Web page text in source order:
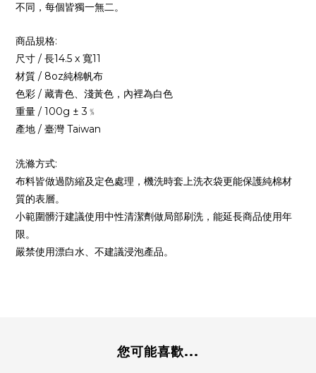
不同，每個皆獨一無二。
商品規格:
尺寸 / 長14.5 x 寬11
材質 / 8oz純棉帆布
色彩 / 藏青色、淺黃色， 內裡為白色
重量 / 100g ± 3﹪
產地 / 臺灣 Taiwan
洗滌方式:
布料皆做過防縮及定色處理，機洗時套上洗衣袋更能保護純棉材
質的表層。
小範圍髒汙建議使用中性清潔劑做局部刷洗，能延長商品使用年
限。
嚴禁使用漂白水、不建議浸泡產品。
您可能喜歡...